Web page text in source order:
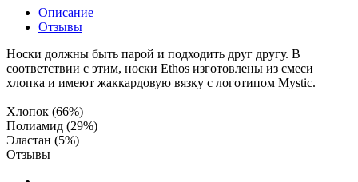
Описание
Отзывы
Носки должны быть парой и подходить друг другу. В
соответствии с этим, носки Ethos изготовлены из смеси
хлопка и имеют жаккардовую вязку с логотипом Mystic.
Хлопок (66%)
Полиамид (29%)
Эластан (5%)
Отзывы